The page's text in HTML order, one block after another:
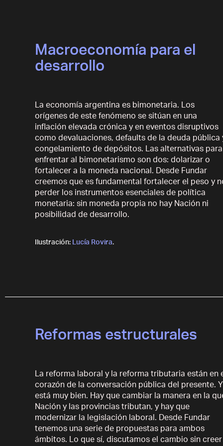
Macroeconomía para el
desarrollo
La economía argentina es bimonetaria. Los
orígenes de este fenómeno se sitúan en una
inflación elevada crónica y en eventos disruptivos
como devaluaciones, defaults de la deuda pública
congelamiento de depósitos. Las alternativas para
enfrentar al bimonetarismo son dos: dolarizar o
fortalecer a la moneda nacional. Desde Fundar
creemos que es fundamental fortalecer el peso y
perder los instrumentos esenciales de política
monetaria: sin moneda propia no hay Nación ni
posibilidad de desarrollo.
Ilustración: Lucía Rovira.
Reformas estructurales
La reforma laboral y la reforma tributaria están en
corazón de la conversación pública del presente. Y
está muy bien. Hay que cambiar la manera en la
Nación y las provincias tributan, y hay que
modernizar la legislación laboral. Desde Fundar
tenemos una serie de propuestas para ambos
ámbitos. Lo que sí, discutamos el cambio sin creer